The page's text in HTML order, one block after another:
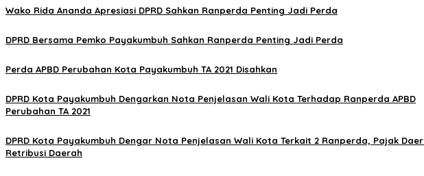
Wako Rida Ananda Apresiasi DPRD Sahkan Ranperda Penting Jadi Perda
DPRD Bersama Pemko Payakumbuh Sahkan Ranperda Penting Jadi Perda
Perda APBD Perubahan Kota Payakumbuh TA 2021 Disahkan
DPRD Kota Payakumbuh Dengarkan Nota Penjelasan Wali Kota Terhadap Ranperda APBD
Perubahan TA 2021
DPRD Kota Payakumbuh Dengar Nota Penjelasan Wali Kota Terkait 2 Ranperda, Pajak
Retribusi Daerah